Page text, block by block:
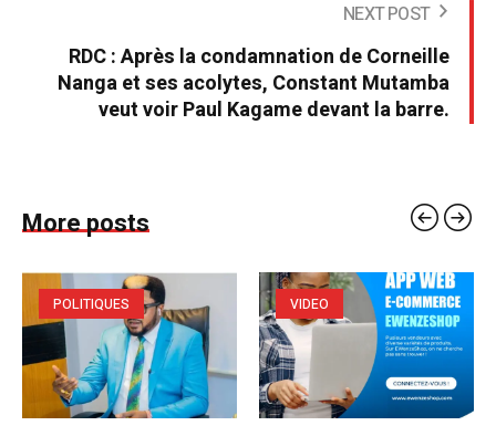
NEXT POST
RDC : Après la condamnation de Corneille
Nanga et ses acolytes, Constant Mutamba
veut voir Paul Kagame devant la barre.
More posts
POLITIQUES VIDEO